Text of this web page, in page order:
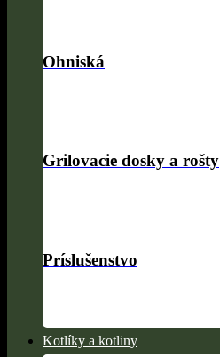
Ohniská
Grilovacie dosky a rošty
Príslušenstvo
Kotlíky a kotliny